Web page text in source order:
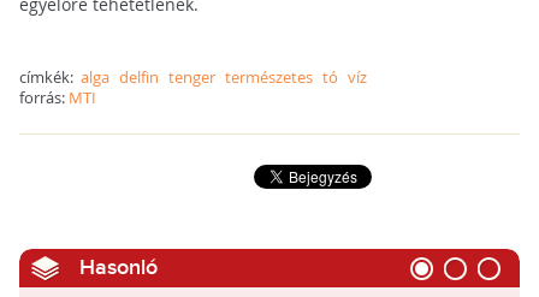
egyelőre tehetetlenek.
címkék: alga delfin tenger természetes tó víz
forrás: MTI
Hasonló